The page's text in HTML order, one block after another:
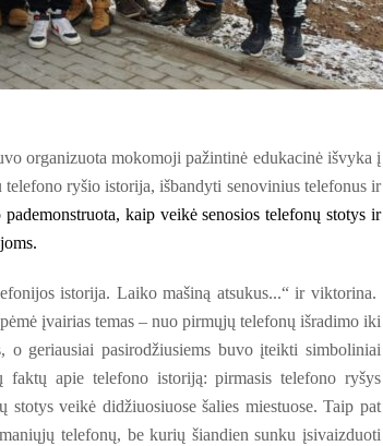
organizuota mokomoji pažintinė edukacinė išvyka į
ryšio istorija, išbandyti senovinius telefonus ir
kaip veikė senosios telefonų stotys ir
istorija. Laiko mašiną atsukus...“ ir viktorina.
įvairias temas – nuo pirmųjų telefonų išradimo iki
geriausiai pasirodžiusiems buvo įteikti simboliniai
apie telefono istoriją: pirmasis telefono ryšys
veikė didžiuosiuose šalies miestuose. Taip pat
telefonų, be kurių šiandien sunku įsivaizduoti